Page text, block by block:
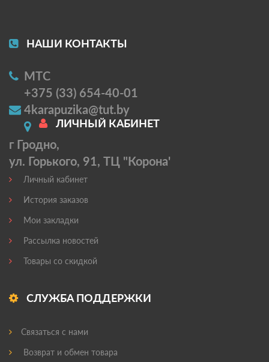
НАШИ КОНТАКТЫ
МТС
+375 (33) 654-40-01
4karapuzika@tut.by
г Гродно,
ул. Горького, 91, ТЦ "Корона'
ЛИЧНЫЙ КАБИНЕТ
Личный кабинет
История заказов
Мои закладки
Рассылка новостей
Товары со скидкой
СЛУЖБА ПОДДЕРЖКИ
Связаться с нами
Возврат и обмен товара